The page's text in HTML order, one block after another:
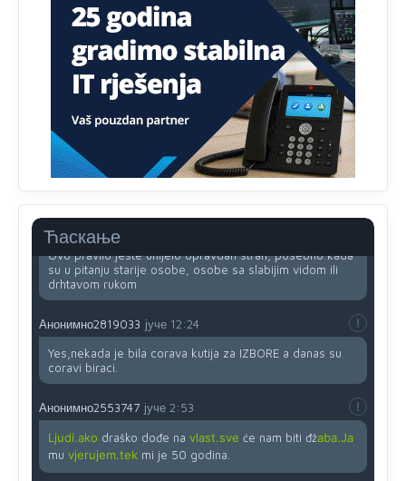
Ћаскање
Анонимно2818605 јуче 11:34
Najveći dio populacije starije od 65 godina uopšte ne
koristi internet, niti ima pristup računarima
Анонимно2818605 јуче
Uvođenje pravila da se umjesto dosadašnjeg znaka "X"
(krstića) kružić ispred kandidata mora u potpunosti
obojiti (popuniti) uvedeno je isključivo zbog tehničkih
Ovo pravilo jeste unijelo opravdan strah, posebno kada
su u pitanju starije osobe, osobe sa slabijim vidom ili
drhtavom rukom
Анонимно2819033 јуче 12:24
Yes,nekada je bila corava kutija za IZBORE a danas su
coravi biraci.
Анонимно2553747 јуче 2:53
Ljudi.ako draško dođe na vlast.sve će nam biti đžaba.Ja
mu vjerujem.tek mi je 50 godina.